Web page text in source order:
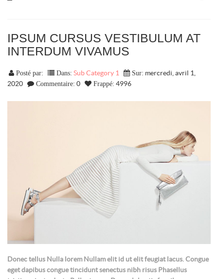
IPSUM CURSUS VESTIBULUM AT
INTERDUM VIVAMUS
Posté par: Dans: Sub Category 1 Sur: mercredi, avril 1,
2020
Commentaire: 0 Frappé: 4996
Donec tellus Nulla lorem Nullam elit id ut elit feugiat lacus. Congue
eget dapibus congue tincidunt senectus nibh risus Phasellus